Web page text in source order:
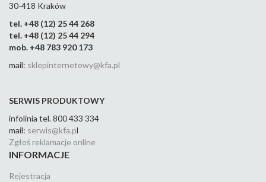
30-418 Kraków
tel. +48 (12) 25 44 268
tel. +48 (12) 25 44 294
mob. +48 783 920 173
mail: sklepinternetowy@kfa.pl
SERWIS PRODUKTOWY
infolinia tel. 800 433 334
mail: serwis@kfa.pl
Zgłoś reklamacje online
INFORMACJE
Rejestracja